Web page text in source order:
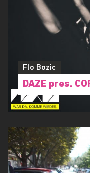
Flo Bozic
DAZE pres.